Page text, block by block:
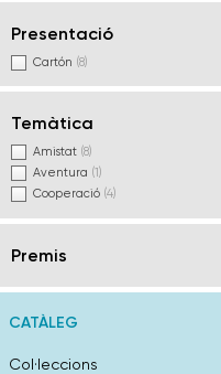
Presentació
Cartón (8)
Temàtica
Amistat (8)
Aventura (1)
Cooperació (4)
Premis
CATÀLEG
Col·leccions